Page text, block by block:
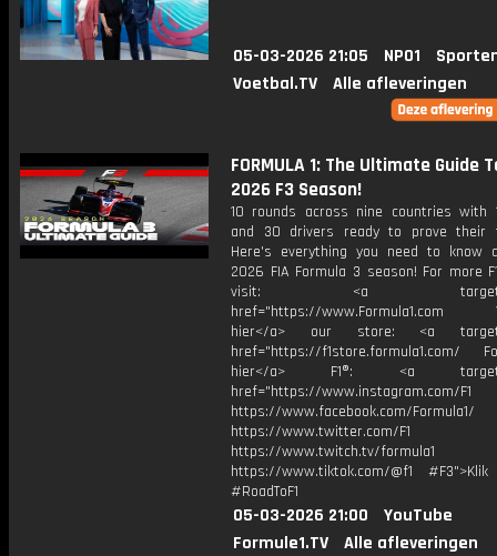
05-03-2026 21:05 NPO1
Voetbal.TV
Alle afleveringen
FORMULA 1: The Ultimate Guide
2026 F3 Season!
10 rounds across nine countries with
and 30 drivers ready to prove their
Here's everything you need to know
2026 FIA Formula 3 season! For more
visit: <a
href="https://www.Formula1.com
hier</a> our store: <a
href="https://f1store.formula1.com/
hier</a> F1®: <a
href="https://www.instagram.com/F1
https://www.facebook.com/Formula1/
https://www.twitter.com/F1
https://www.twitch.tv/formula1
https://www.tiktok.com/@f1
#RoadToF1
05-03-2026 21:00
YouTube
Formule1.TV
Alle afleveringen